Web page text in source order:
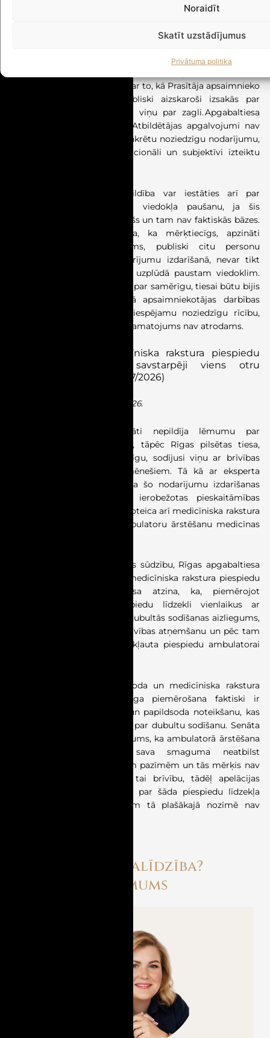
Noraidīt
Skatīt uzstādījumus
Privātuma politika
Prasītāja ir dzīvojamās mājas namu pārvaldniece, kas
jau ilgstoši ir neapmierināta ar to, kā Prasītāja apsaimnieko
dzīvojamo māju, tādēļ publiski aizskaroši izsakās par
Prasītāju, piemēram, saucot viņu par zagli. Apgabaltiesa
prasību noraidīja, sakot, ka Atbildētājas apgalvojumi nav
saistīti ar norādi uz kādu konkrētu noziedzīgu nodarījumu,
bet gan atzīstami par emocionāli un subjektīvi izteiktu
Senāts atgādināja, ka atbildība var iestāties arī par
nepamatota un aizskaroša viedokļa paušanu, ja šis
viedoklis ir rupjš un aizskarošs un tam nav faktiskās bāzes.
Šajā sakarā Senāts norāda, ka mērķtiecīgs, apzināti
organizētu darbību kopums, publiski citu personu
apvainojot noziedzīgu nodarījumu izdarīšanā, nevar tikt
pielīdzināts pēkšņā emociju uzplūdā paustam viedoklim.
Lai šādu viedokli varētu atzīt par samērīgu, tiesai būtu bijis
jākonstatē, ka prasītājas kā apsaimniekotājas darbības
varētu saturēt norādes uz iespējamu noziedzīgu rīcību,
taču tiesas spriedumā šāds pamatojums nav atrodams.
Kriminālsoda un medicīniska rakstura piespiedu
līdzekļa piemērošana savstarpēji viens otru
(Lieta Nr. SKK-67/2026)
Spriedums pieņemts 01.07.2026.
Apsūdzētā persona apzināti nepildīja lēmumu par
aizsardzību pret vardarbību, tāpēc Rīgas pilsētas tiesa,
atzīstot apsūdzēto par vainīgu, sodījusi viņu ar brīvības
atņemšanu uz astoņiem mēnešiem. Tā kā ar eksperta
atzinumu bija konstatēts, ka šo nodarījumu izdarīšanas
laikā apsūdzētā atradusies ierobežotas pieskaitāmības
stāvoklī, tiesa apsūdzētajai noteica arī medicīniska rakstura
piespiedu līdzekli, proti, ambulatoru ārstēšanu medicīnas
Izskatījusi aizstāvja apelācijas sūdzību, Rīgas apgabaltiesa
atcēla spriedumu daļā par medicīniska rakstura piespiedu
līdzekļa piemērošanu. Tiesa atzina, ka, piemērojot
medicīniska rakstura piespiedu līdzekli vienlaikus ar
kriminālsodu, tiek pārkāpts dubultās sodīšanas aizliegums,
jo apsūdzētā notiesāta ar brīvības atņemšanu un pēc tam
vēl nenoteiktu laiku tiks pakļauta piespiedu ambulatorai
Senāts atzina, ka kriminālsoda un medicīniska rakstura
piespiedu līdzekļa vienlaicīga piemērošana faktiski ir
salīdzināma ar pamatsoda un papildsoda noteikšanu, kas
pati par sevi nav uzskatāma par dubultu sodīšanu. Senāta
lēmumā arī sniegts skaidrojums, ka ambulatorā ārstēšana
medicīnas iestādē pēc sava smaguma neatbilst
kriminālsodam raksturīgajām pazīmēm un tās mērķis nav
sodīt personu vai atņemt tai brīvību, tādēļ apelācijas
instances tiesas secinājums par šāda piespiedu līdzekļa
pielīdzināšanu kriminālsodam tā plašākajā nozīmē nav
Nepieciešama palīdzība?
Sazinieties ar mums